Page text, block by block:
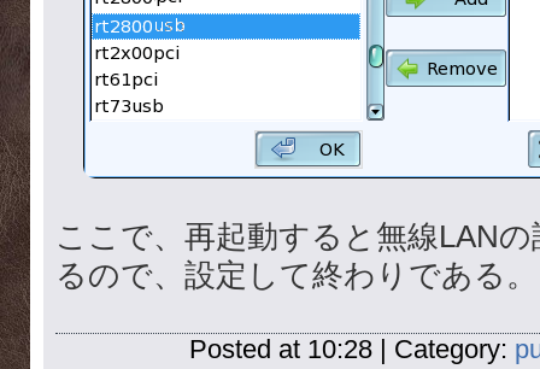
ここで、再起動すると無線LANの
るので、設定して終わりである。
Posted at 10:28 | Category: